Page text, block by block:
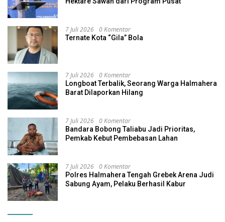
7 Juli 2026 0 Komentar
Ternate Kota “Gila” Bola
7 Juli 2026 0 Komentar
Longboat Terbalik, Seorang Warga Halmahera
Barat Dilaporkan Hilang
7 Juli 2026 0 Komentar
Bandara Bobong Taliabu Jadi Prioritas,
Pemkab Kebut Pembebasan Lahan
7 Juli 2026 0 Komentar
Polres Halmahera Tengah Grebek Arena Judi
Sabung Ayam, Pelaku Berhasil Kabur